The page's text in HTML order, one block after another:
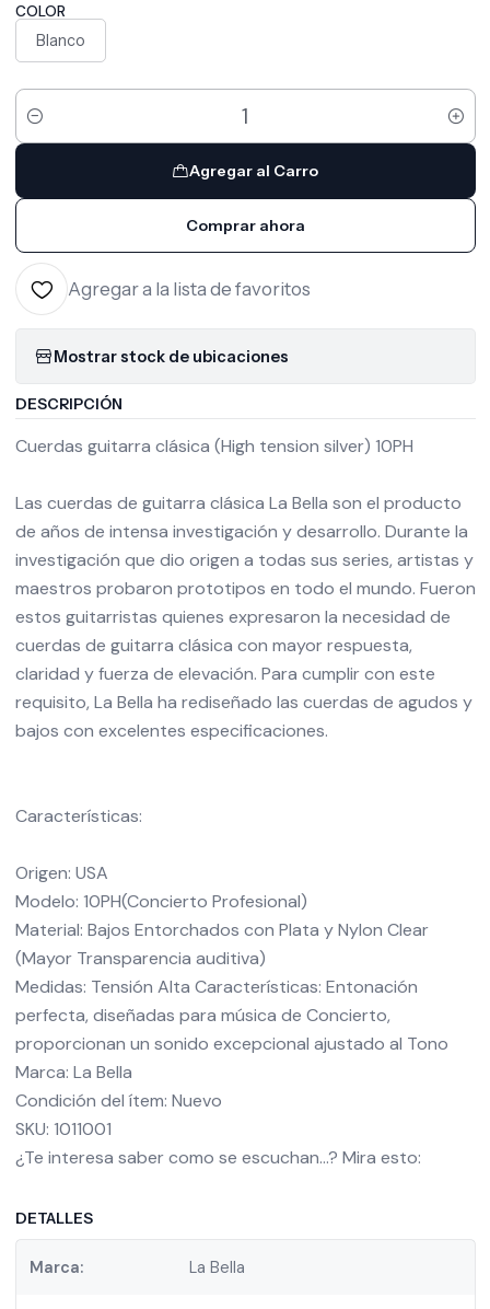
COLOR
Blanco
Cantidad
Agregar al Carro
Comprar ahora
Agregar a la lista de favoritos
Mostrar stock de ubicaciones
DESCRIPCIÓN
Cuerdas guitarra clásica (High tension silver) 10PH
Las cuerdas de guitarra clásica La Bella son el producto
de años de intensa investigación y desarrollo. Durante la
investigación que dio origen a todas sus series, artistas y
maestros probaron prototipos en todo el mundo. Fueron
estos guitarristas quienes expresaron la necesidad de
cuerdas de guitarra clásica con mayor respuesta,
claridad y fuerza de elevación. Para cumplir con este
requisito, La Bella ha rediseñado las cuerdas de agudos y
bajos con excelentes especificaciones.
Características:
Origen: USA
Modelo: 10PH(Concierto Profesional)
Material: Bajos Entorchados con Plata y Nylon Clear
(Mayor Transparencia auditiva)
Medidas: Tensión Alta Características: Entonación
perfecta, diseñadas para música de Concierto,
proporcionan un sonido excepcional ajustado al Tono
Marca: La Bella
Condición del ítem: Nuevo
SKU: 1011001
¿Te interesa saber como se escuchan…? Mira esto:
DETALLES
Marca: La Bella